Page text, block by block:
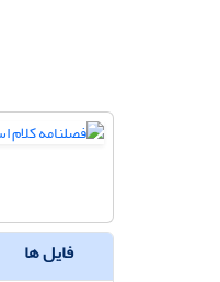
فایل ها